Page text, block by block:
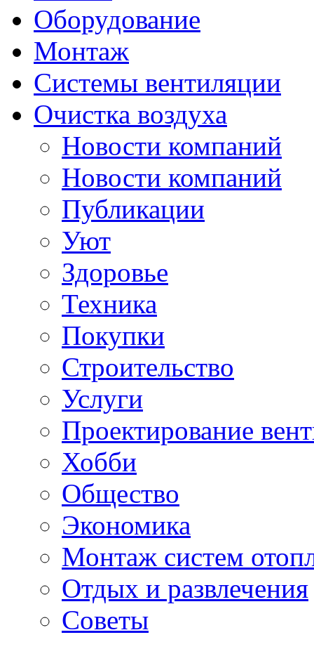
Оборудование
Монтаж
Системы вентиляции
Очистка воздуха
Новости компаний
Новости компаний
Публикации
Уют
Здоровье
Техника
Покупки
Строительство
Услуги
Проектирование
Хобби
Общество
Экономика
Монтаж систем
Отдых и развлечения
Советы